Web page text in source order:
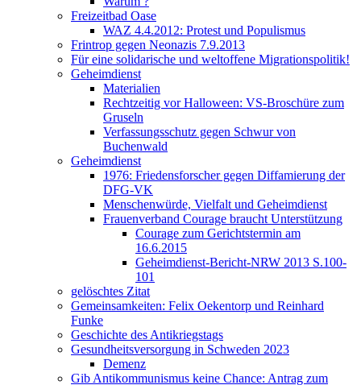
Freizeitbad Oase
WAZ 4.4.2012: Protest und Populismus
Frintrop gegen Neonazis 7.9.2013
Für eine solidarische und weltoffene Migrationspolitik!
Geheimdienst
Materialien
Rechtzeitig vor Halloween: VS-Broschüre zum
Gruseln
Verfassungsschutz gegen Schwur von
Buchenwald
Geheimdienst
1976: Friedensforscher gegen Diffamierung der
DFG-VK
Menschenwürde, Vielfalt und Geheimdienst
Frauenverband Courage braucht Unterstützung
Courage zum Gerichtstermin am
16.6.2015
Geheimdienst-Bericht-NRW 2013 S.100-
101
gelöschtes Zitat
Gemeinsamkeiten: Felix Oekentorp und Reinhard
Funke
Geschichte des Antikriegstags
Gesundheitsversorgung in Schweden 2023
Demenz
Gib Antikommunismus keine Chance: Antrag zum